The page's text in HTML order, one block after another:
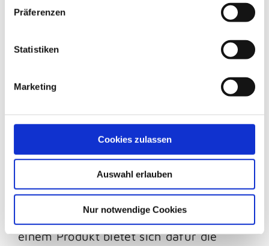
unsererDatenschutzerklärung
Präferenzen
Statistiken
Marketing
Cookies zulassen
Auswahl erlauben
Nur notwendige Cookies
Ziel ist, eine klare und einprägsame
zentrale Element deiner
Marketingkommunikation. Formuliere ihn
in einer prägnanten Aussage, die leicht
Integriere deinen USP in alle relevanten
Marketingmaterialien und
Kommunikationskanäle, um ihn effektiv
zu vermitteln. So schafft er die
Grundlage für starke Werbekampagnen
und ein wirkungsvolles Branding. Bei
einem Produkt bietet sich dafür die